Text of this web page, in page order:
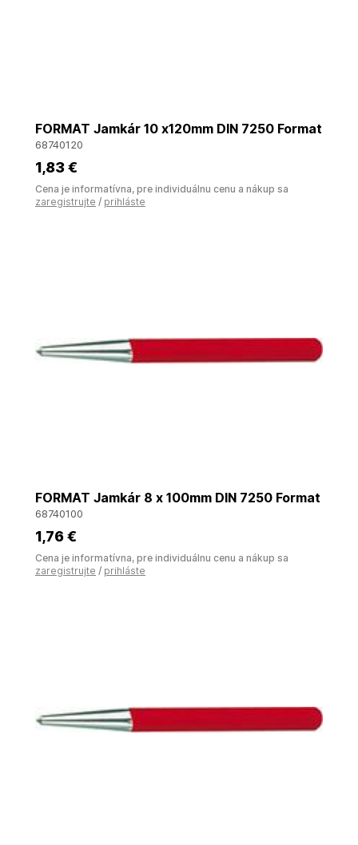
FORMAT Jamkár 10 x120mm DIN 7250 Format
68740120
1,83 €
Cena je informatívna, pre individuálnu cenu a nákup sa
zaregistrujte / prihláste
FORMAT Jamkár 8 x 100mm DIN 7250 Format
68740100
1,76 €
Cena je informatívna, pre individuálnu cenu a nákup sa
zaregistrujte / prihláste